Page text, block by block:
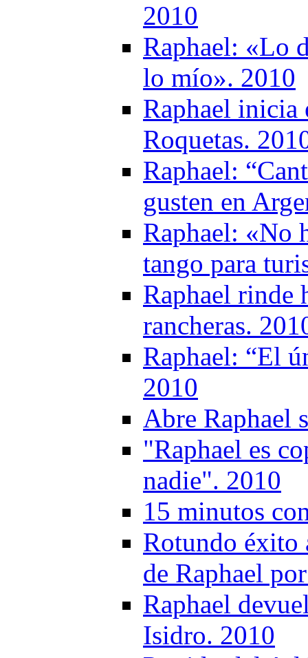
2010
Raphael: «Lo
lo mío». 2010
Raphael inicia
Roquetas.
Raphael:
gusten en
Raphael: «No
tango para
Raphael rinde
rancheras.
Raphael: “El
2010
Abre Raphael
"Raphael es
nadie". 2010
15 minutos
Rotundo éxito
de Raphael
Raphael
Isidro. 2010